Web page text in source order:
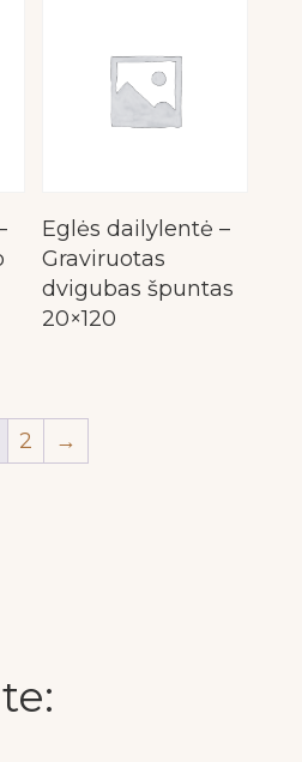
Eglės dailylentė –
Graviruotas
dvigubas špuntas
20×120
2 →